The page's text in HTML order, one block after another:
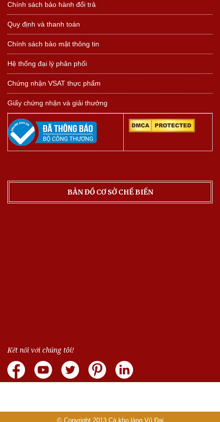
Chính sách bảo hành đổi trả
Quy định và thanh toán
Chính sách bảo mật thông tin
Hệ thống đại lý phân phối
Chứng nhận VSAT thực phẩm
Giấy chứng nhận và giải thưởng
BẢN ĐỒ CƠ SỞ CHẾ BIẾN
Kết nối với chúng tôi!
© Copyright 2013 Cá kho làng Vũ Đại